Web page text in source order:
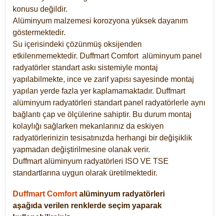
konusu değildir.
Alüminyum malzemesi korozyona yüksek dayanım
göstermektedir.
Su içerisindeki çözünmüş oksijenden
etkilenmemektedir. DuffmartComfort alüminyum panel
radyatörler standart askı sistemiyle montaj
yapılabilmekte, ince ve zarif yapısı sayesinde montaj
yapılan yerde fazla yer kaplamamaktadır. Duffmart
alüminyum radyatörleri standart panel radyatörlerle aynı
bağlantı çap ve ölçülerine sahiptir. Bu durum montaj
kolaylığı sağlarken mekanlarınız da eskiyen
radyatörlerinizin tesisatınızda herhangi bir değişiklik
yapmadan değiştirilmesine olanak verir.
Duffmart alüminyum radyatörleri ISO VE TSE
standartlarına uygun olarak üretilmektedir.
Duffmart Comfort alüminyum radyatörleri
aşağıda verilen renklerde seçim yaparak